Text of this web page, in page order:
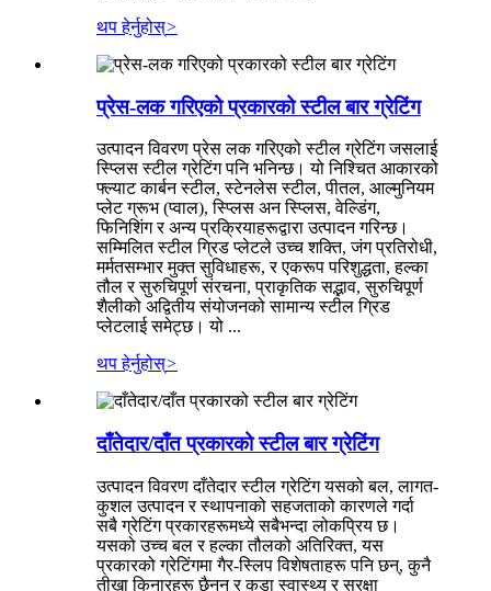
थप हेर्नुहोस्>
प्रेस-लक गरिएको प्रकारको स्टील बार ग्रेटिंग
उत्पादन विवरण प्रेस लक गरिएको स्टील ग्रेटिंग जसलाई
स्प्लिस स्टील ग्रेटिंग पनि भनिन्छ। यो निश्चित आकारको
फ्ल्याट कार्बन स्टील, स्टेनलेस स्टील, पीतल, आल्मुनियम
प्लेट ग्रूभ (प्वाल), स्प्लिस अन स्प्लिस, वेल्डिंग,
फिनिशिंग र अन्य प्रक्रियाहरूद्वारा उत्पादन गरिन्छ।
सम्मिलित स्टील ग्रिड प्लेटले उच्च शक्ति, जंग प्रतिरोधी,
मर्मतसम्भार मुक्त सुविधाहरू, र एकरूप परिशुद्धता, हल्का
तौल र सुरुचिपूर्ण संरचना, प्राकृतिक सद्भाव, सुरुचिपूर्ण
शैलीको अद्वितीय संयोजनको सामान्य स्टील ग्रिड
प्लेटलाई समेट्छ। यो ...
थप हेर्नुहोस्>
दाँतेदार/दाँत प्रकारको स्टील बार ग्रेटिंग
उत्पादन विवरण दाँतेदार स्टील ग्रेटिंग यसको बल, लागत-
कुशल उत्पादन र स्थापनाको सहजताको कारणले गर्दा
सबै ग्रेटिंग प्रकारहरूमध्ये सबैभन्दा लोकप्रिय छ।
यसको उच्च बल र हल्का तौलको अतिरिक्त, यस
प्रकारको ग्रेटिंगमा गैर-स्लिप विशेषताहरू पनि छन्, कुनै
तीखा किनारहरू छैनन् र कडा स्वास्थ्य र सुरक्षा